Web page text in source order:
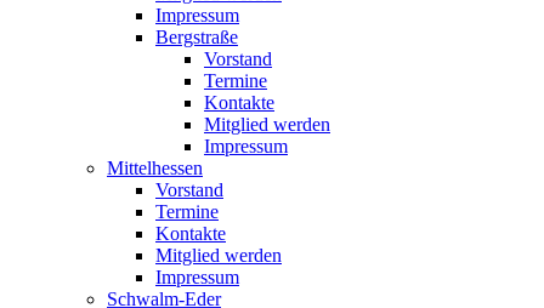
Impressum
Bergstraße
Vorstand
Termine
Kontakte
Mitglied werden
Impressum
Mittelhessen
Vorstand
Termine
Kontakte
Mitglied werden
Impressum
Schwalm-Eder